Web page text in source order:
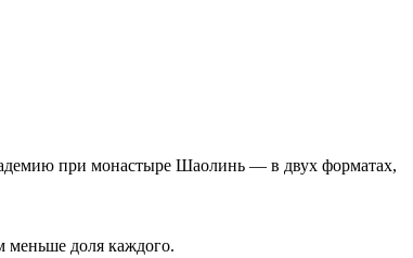
при монастыре Шаолинь — в двух форматах,
меньше доля каждого.